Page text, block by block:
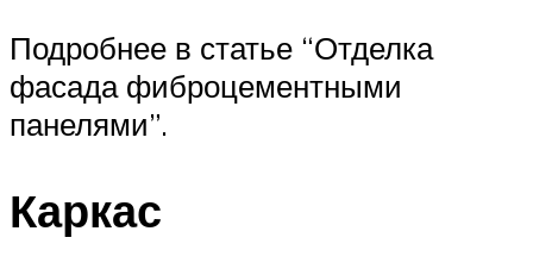
Подробнее в статье “Отделка
фасада фиброцементными
панелями”.
Каркас